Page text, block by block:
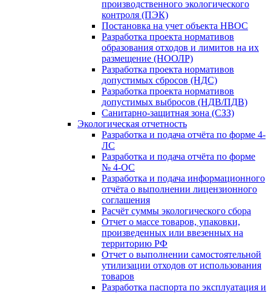
производственного экологического
контроля (ПЭК)
Постановка на учет объекта НВОС
Разработка проекта нормативов
образования отходов и лимитов на их
размещение (НООЛР)
Разработка проекта нормативов
допустимых сбросов (НДС)
Разработка проекта нормативов
допустимых выбросов (НДВ/ПДВ)
Санитарно-защитная зона (СЗЗ)
Экологическая отчетность
Разработка и подача отчёта по форме 4-
ЛС
Разработка и подача отчёта по форме
№ 4-ОС
Разработка и подача информационного
отчёта о выполнении лицензионного
соглашения
Расчёт суммы экологического сбора
Отчет о массе товаров, упаковки,
произведенных или ввезенных на
территорию РФ
Отчет о выполнении самостоятельной
утилизации отходов от использования
товаров
Разработка паспорта по эксплуатация и